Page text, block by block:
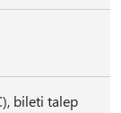
bileti talep